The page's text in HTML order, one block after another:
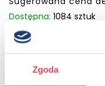
Zgoda
Dostępna: 1084 sztuk
KUP NA
KUP NA KSIAZKI.PL